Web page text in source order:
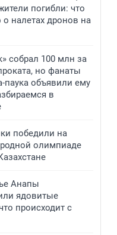
погибли: что
о налетах дронов на
собрал 100 млн за
но фанаты
паука объявили ему
в
победили на
олимпиаде
Анапы
ядовитые
происходит с